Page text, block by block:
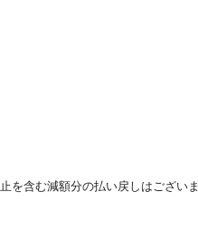
を含む減額分の払い戻しはございま